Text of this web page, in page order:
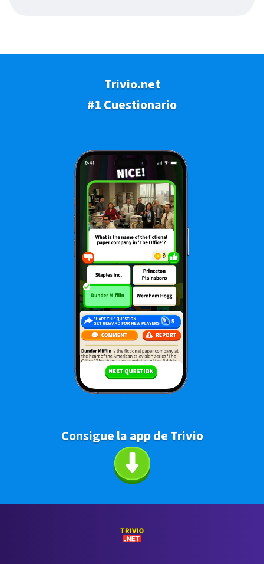
Trivio.net
#1 Cuestionario
Consigue la app de Trivio